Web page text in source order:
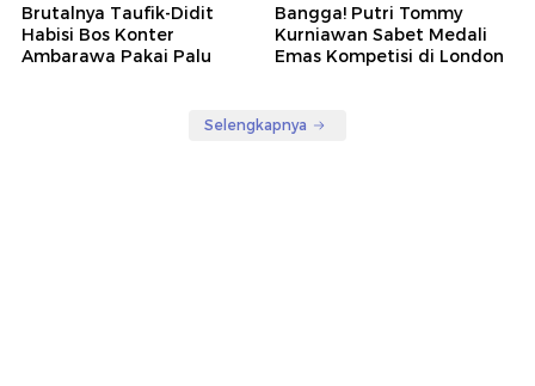
Brutalnya Taufik-Didit
Habisi Bos Konter
Ambarawa Pakai Palu
Bangga! Putri Tommy
Kurniawan Sabet Medali
Emas Kompetisi di London
Selengkapnya